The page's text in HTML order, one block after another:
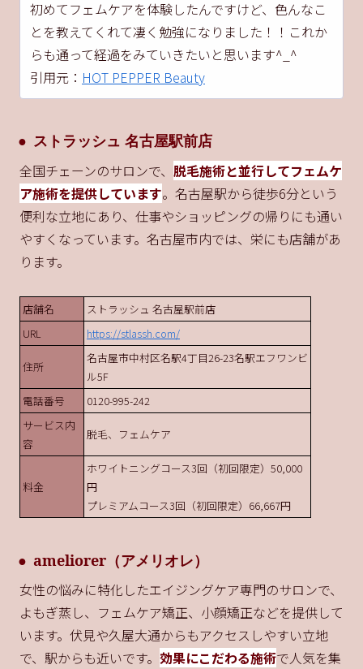
初めてフェムケアを体験したんですけど、色んなこ
とを教えてくれて凄く勉強になりました！！これか
らも通って経過をみていきたいと思います^_^
引用元： HOT PEPPER Beauty
ストラッシュ 名古屋駅前店
全国チェーンのサロンで、 脱毛施術と並行してフェムケ
ア施術を提供しています。名古屋駅から徒歩6分という
便利な立地にあり、仕事やショッピングの帰りにも通い
やすくなっています。名古屋市内では、栄にも店舗があ
ります。
店舗名
ストラッシュ 名古屋駅前店
URL
https://stlassh.com/
住所
名古屋市中村区名駅4丁目26-23名駅エフワンビ
ル5F
電話番号
0120-995-242
サービス内
容
脱毛、フェムケア
料金
ホワイトニングコース3回（初回限定）50,000
円
プレミアムコース3回（初回限定）66,667円
ameliorer（アメリオレ）
女性の悩みに特化したエイジングケア専門のサロンで、
よもぎ蒸し、フェムケア矯正、小顔矯正などを提供して
います。伏見や久屋大通からもアクセスしやすい立地
で、駅からも近いです。 効果にこだわる施術で人気を集